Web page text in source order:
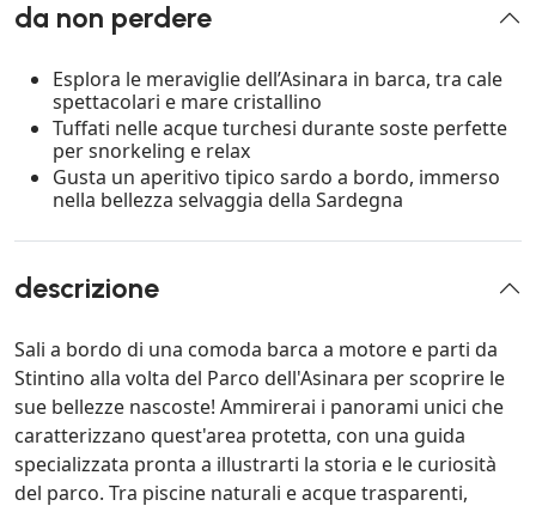
da non perdere
Esplora le meraviglie dell’Asinara in barca, tra cale
spettacolari e mare cristallino
Tuffati nelle acque turchesi durante soste perfette
per snorkeling e relax
Gusta un aperitivo tipico sardo a bordo, immerso
nella bellezza selvaggia della Sardegna
descrizione
Sali a bordo di una comoda barca a motore e parti da
Stintino alla volta del Parco dell'Asinara per scoprire le
sue bellezze nascoste! Ammirerai i panorami unici che
caratterizzano quest'area protetta, con una guida
specializzata pronta a illustrarti la storia e le curiosità
del parco. Tra piscine naturali e acque trasparenti,